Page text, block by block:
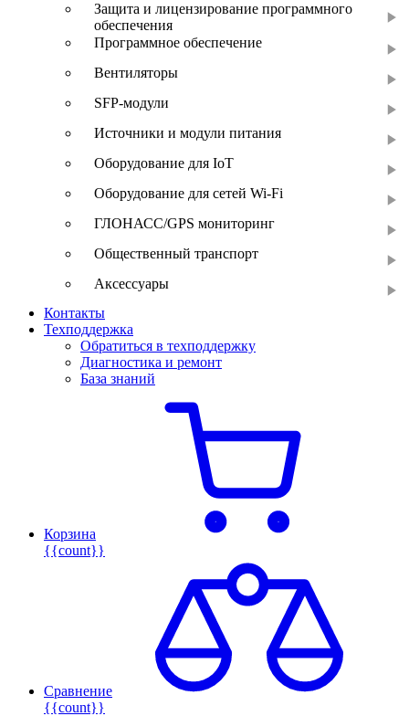
Защита и лицензирование программного
обеспечения
Программное обеспечение
Вентиляторы
SFP-модули
Источники и модули питания
Оборудование для IoT
Оборудование для сетей Wi-Fi
ГЛОНАСС/GPS мониторинг
Общественный транспорт
Аксессуары
Контакты
Техподдержка
Обратиться в техподдержку
Диагностика и ремонт
База знаний
Корзина
{{count}}
Сравнение
{{count}}